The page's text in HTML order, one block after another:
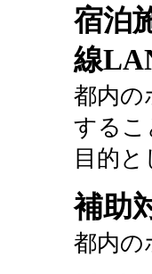
宿泊
線
都内の
するこ
目的と
補助
都内の